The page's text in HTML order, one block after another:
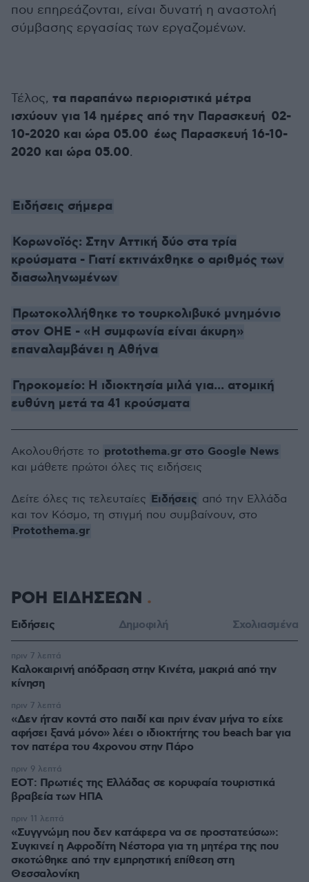
που επηρεάζονται, είναι δυνατή η αναστολή
σύμβασης εργασίας των εργαζομένων.
Τέλος, τα παραπάνω περιοριστικά μέτρα
ισχύουν για 14 ημέρες από την Παρασκευή 02-
10-2020 και ώρα 05.00 έως Παρασκευή 16-10-
2020 και ώρα 05.00.
Ειδήσεις σήμερα
Κορωνοϊός: Στην Αττική δύο στα τρία
κρούσματα - Γιατί εκτινάχθηκε ο αριθμός των
διασωληνωμένων
Πρωτοκολλήθηκε το τουρκολιβυκό μνημόνιο
στον ΟΗΕ - «Η συμφωνία είναι άκυρη»
επαναλαμβάνει η Αθήνα
Γηροκομείο: Η ιδιοκτησία μιλά για... ατομική
ευθύνη μετά τα 41 κρούσματα
Ακολουθήστε το protothema.gr στο Google News
και μάθετε πρώτοι όλες τις ειδήσεις
Δείτε όλες τις τελευταίες Ειδήσεις από την Ελλάδα
και τον Κόσμο, τη στιγμή που συμβαίνουν, στο
Protothema.gr
ΡΟΗ ΕΙΔΗΣΕΩΝ
Ειδήσεις Δημοφιλή Σχολιασμένα
Καλοκαιρινή απόδραση στην Κινέτα, μακριά από την
κίνηση
πριν 7 λεπτά
«Δεν ήταν κοντά στο παιδί και πριν έναν μήνα το είχε
αφήσει ξανά μόνο» λέει ο ιδιοκτήτης του beach bar για
τον πατέρα του 4χρονου στην Πάρο
πριν 7 λεπτά
ΕΟΤ: Πρωτιές της Ελλάδας σε κορυφαία τουριστικά
βραβεία των ΗΠΑ
πριν 9 λεπτά
«Συγγνώμη που δεν κατάφερα να σε προστατεύσω»:
Συγκινεί η Αφροδίτη Νέστορα για τη μητέρα της που
σκοτώθηκε από την εμπρηστική επίθεση στη
Θεσσαλονίκη
πριν 11 λεπτά